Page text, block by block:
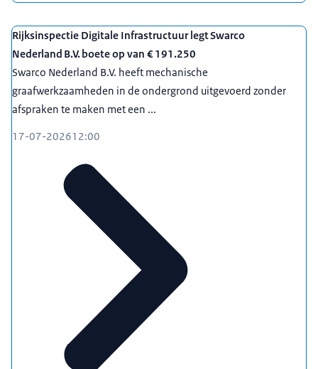
Rijksinspectie Digitale Infrastructuur legt Swarco
Nederland B.V. boete op van € 191.250
Swarco Nederland B.V. heeft mechanische
graafwerkzaamheden in de ondergrond uitgevoerd zonder
afspraken te maken met een ...
17-07-202612:00